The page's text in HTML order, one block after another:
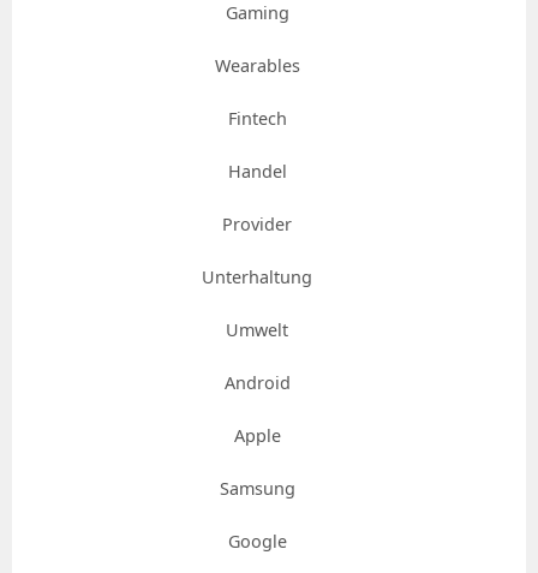
Gaming
Wearables
Fintech
Handel
Provider
Unterhaltung
Umwelt
Android
Apple
Samsung
Google